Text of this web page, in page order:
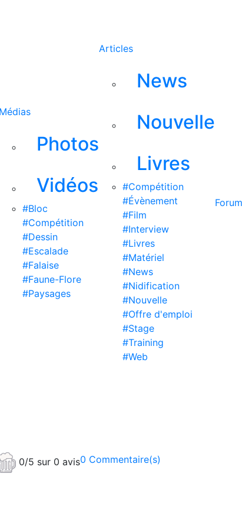
Médias
Photos
Vidéos
#Bloc
#Compétition
#Dessin
#Escalade
#Falaise
#Faune-Flore
#Paysages
Articles
News
Nouvelle
Livres
#Compétition
#Évènement
#Film
#Interview
#Livres
#Matériel
#News
#Nidification
#Nouvelle
#Offre d'emploi
#Stage
#Training
#Web
Forum
0 Commentaire(s)
0/5 sur 0 avis